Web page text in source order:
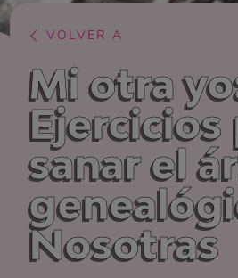
VOLVER A
Mi otra
Ejercicios
sanar el
Nosotras